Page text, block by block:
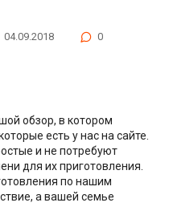
04.09.2018
0
обзор, в котором
есть у нас на сайте.
и не потребуют
для их приготовления.
по нашим
а вашей семье